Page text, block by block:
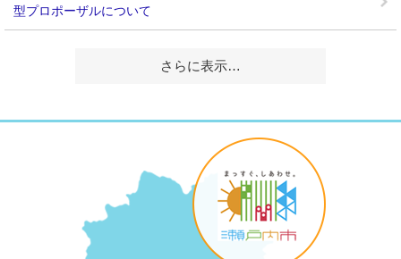
型プロポーザルについて
さらに表示…